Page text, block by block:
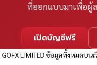
ที่ออกแบบมาเพื่อผู้
เปิดบัญชีฟรี
LIMITED ข้อมูลทั้งหมด